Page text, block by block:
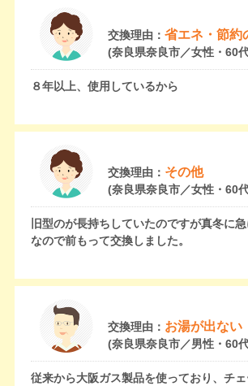
交換理由： 省エネ・節約
(奈良県奈良市／女性・60
８年以上、使用しているから
交換理由： その他
(奈良県奈良市／女性・60
旧型のが長持ちしていたのですが真冬に
なので前もって交換しました。
交換理由： お湯が出ない
(奈良県奈良市／男性・60
従来から大阪ガス製品を使っており、チ